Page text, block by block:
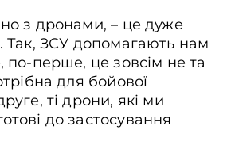
з дронами, – це дуже
Так, ЗСУ допомагають нам
по-перше, це зовсім не та
для бойової
ті дрони, які ми
до застосування